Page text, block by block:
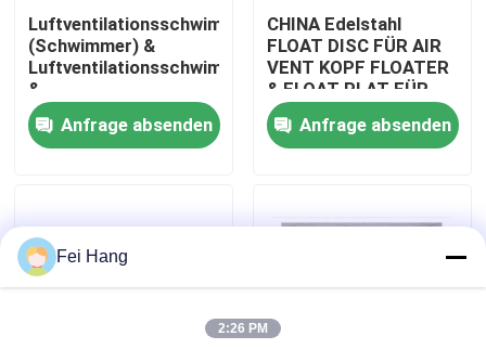
Kontakt
Referenzen
Marine-Wasserfilter
Marine Sea Water Strainer
Luftventilationsschwimmband
(Schwimmer) &
Luftventilationsschwimmband
&
Luftventilationsschwimmband
&
Luftventilationsschwimmband
Anfrage absenden
CHINA Edelstahl
FLOAT DISC FÜR AIR
VENT KOPF FLOATER
& FLOAT PLAT FÜR
AIR PIPE Kopf
Anfrage absenden
Fei Hang
2:26 PM